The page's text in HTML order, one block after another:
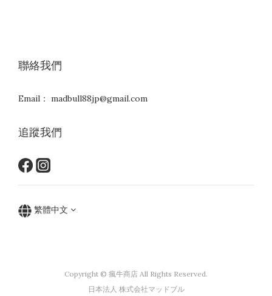
聯絡我們
Email： madbull88jp@gmail.com
追蹤我們
繁體中文
Copyright © 瘋牛商店 All Rights Reserved.
日本法人 株式会社マッドブル